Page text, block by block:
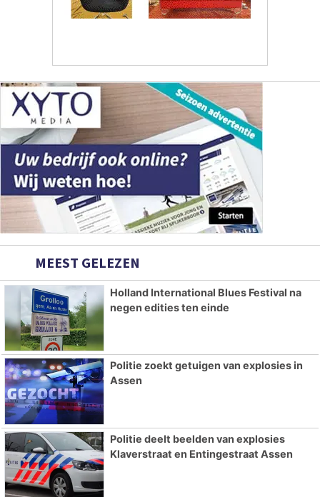
MEEST GELEZEN
Holland International Blues Festival na
negen edities ten einde
Politie zoekt getuigen van explosies in
Assen
Politie deelt beelden van explosies
Klaverstraat en Entingestraat Assen